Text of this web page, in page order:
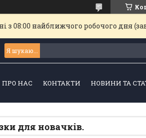
08:00 найближчого робочого дня
ПРО НАС КОНТАКТИ НОВИНИ ТА
для новачків.